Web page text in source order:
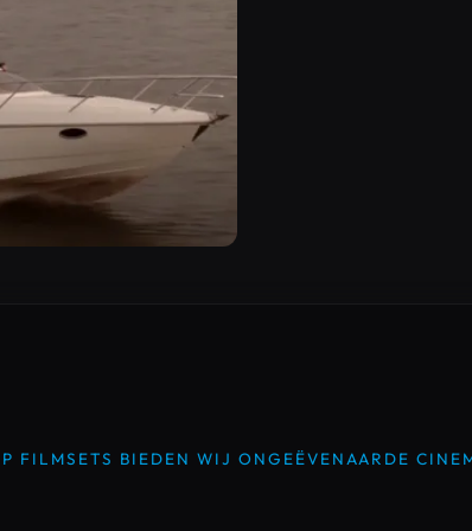
FILMSETS BIEDEN WIJ ONGEËVENAARDE